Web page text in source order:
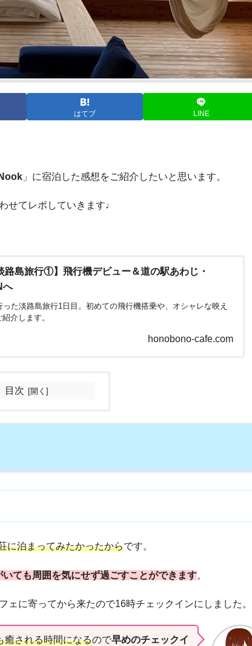
はてブ LINE
Nook 」に宿泊した感想をご紹介したいと思います。
せてレポしていきます♩
路島旅行①】飛行機デビュー＆道の駅あわじ・
へ
た淡路島旅行1日目。初めての飛行機搭乗や、オシャレな映え
介します。
honobono-cafe.com
目次
に泊まってみたかったからです。
ても周囲を気にせず過ごすことができます。
に寄ってから来たので16時チェックインにしました。
癒される時間になるので早めのチェックイ